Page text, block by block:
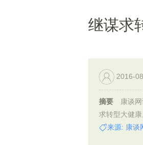
继谋求
2016-
摘要
康谈
求转型大健康
来源: 康谈